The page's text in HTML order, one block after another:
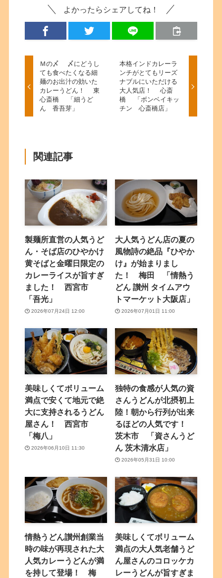
よかったらシェアしてね！
Ｍの〆 〆にどうし
ても食べたくなる細
麺のお出汁の効いた
カレーうどん！ 東
心斎橋 「細うど
ん 香吾芽」
本格インドカレーラ
ンチがとてもリーズ
ナブルにいただける
大人気店！ 心斎
橋 「ボンベイキッ
チン 心斎橋店」
関連記事
製麺所直営の人気うど
ん・そば店のひやかけ
黄そばと金曜日限定の
カレーライスが旨すぎ
ました！ 西宮市
「吾光」
2026年07月24日 12:00
大人気うどん店の夏の
風物詩の絶品『ひやか
け』が始まりまし
た！ 梅田 「情熱う
どん 讃州 タイムアウ
トマーケット大阪店」
2026年07月01日 11:00
美味しくてボリューム
満点で安くて地元で絶
大に支持されるうどん
屋さん！ 西宮市
「梅八」
2026年06月10日 11:30
独特の食感が人気の資
さんうどんが北摂初上
陸！朝から行列が出来
るほどの人気です！
茨木市 「資さんうど
ん 茨木清水店」
2026年05月31日 10:00
情熱うどん讃州創業当
時の味が再現された大
人気カレーうどんが満
を持して登場！ 梅
美味しくてボリューム
満点の大人気老舗うど
ん屋さんのコロッケカ
レーうどんが旨すぎま